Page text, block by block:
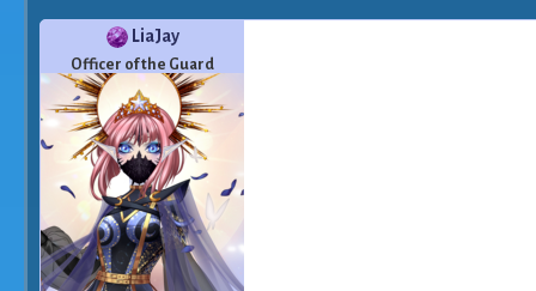
LiaJay
Officer of the Guard